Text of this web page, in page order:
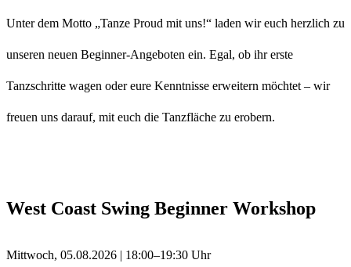
Unter dem Motto „Tanze Proud mit uns!“ laden wir euch herzlich zu
unseren neuen Beginner-Angeboten ein. Egal, ob ihr erste
Tanzschritte wagen oder eure Kenntnisse erweitern möchtet – wir
freuen uns darauf, mit euch die Tanzfläche zu erobern.
West Coast Swing Beginner Workshop
Mittwoch, 05.08.2026 | 18:00–19:30 Uhr